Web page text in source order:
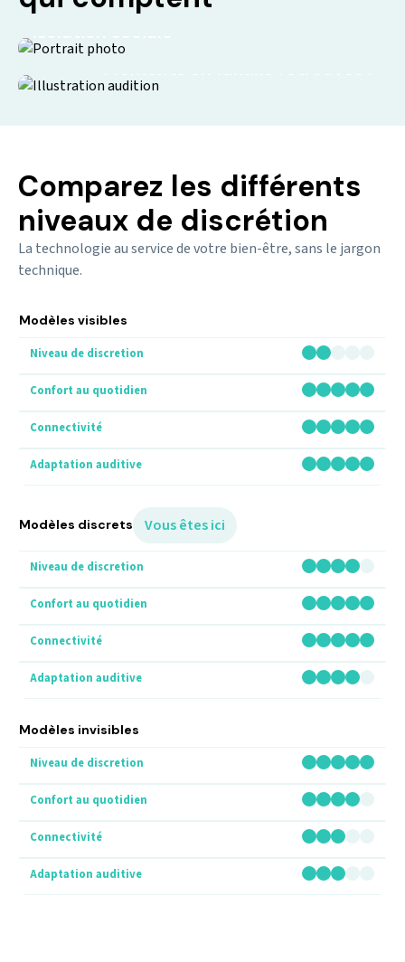
Comparez les différents
niveaux de discrétion
La technologie au service de votre bien-être, sans le jargon
technique.
Modèles visibles
Modèles discrets Vous êtes ici
Modèles invisibles